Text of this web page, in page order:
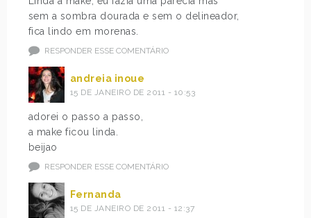
sem a sombra dourada e sem o delineador,
fica lindo em morenas.
RESPONDER ESSE COMENTÁRIO
andreia inoue
15 DE JANEIRO DE 2011 - 10:53
adorei o passo a passo,
a make ficou linda.
beijao
RESPONDER ESSE COMENTÁRIO
Fernanda
15 DE JANEIRO DE 2011 - 12:37